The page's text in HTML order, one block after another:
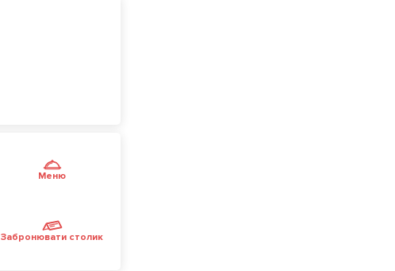
Меню
Забронювати столик